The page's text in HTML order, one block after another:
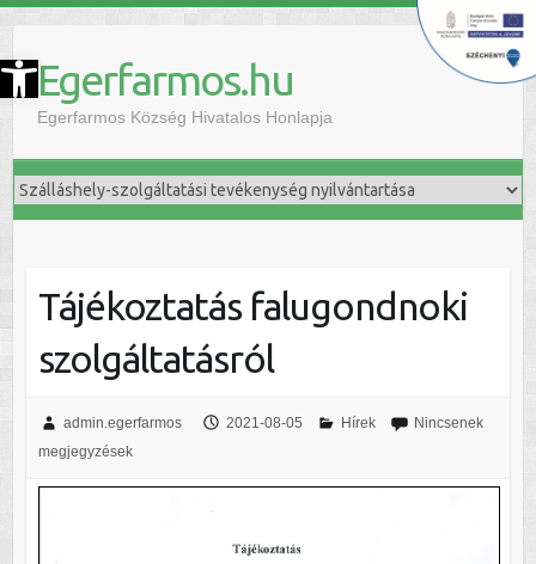
Eszköztár megnyitása Egerfarmos.hu
Egerfarmos Község Hivatalos Honlapja
Tájékoztatás falugondnoki
szolgáltatásról
admin.egerfarmos 2021-08-05 Hírek
Nincsenek
megjegyzések